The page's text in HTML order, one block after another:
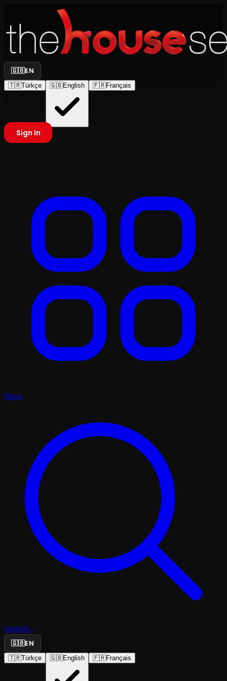
🇬🇧EN
🇹🇷Türkçe 🇬🇧English 🇫🇷Français
Sign In
Plays
Search...
🇬🇧EN
🇹🇷Türkçe 🇬🇧English 🇫🇷Français